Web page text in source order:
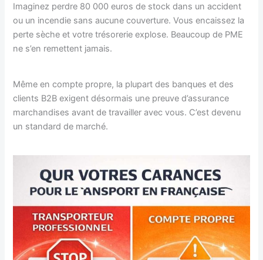
Imaginez perdre 80 000 euros de stock dans un accident
ou un incendie sans aucune couverture. Vous encaissez la
perte sèche et votre trésorerie explose. Beaucoup de PME
ne s’en remettent jamais.
Même en compte propre, la plupart des banques et des
clients B2B exigent désormais une preuve d’assurance
marchandises avant de travailler avec vous. C’est devenu
un standard de marché.